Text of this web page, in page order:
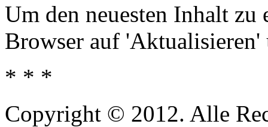
Um den neuesten Inhalt
Browser auf 'Aktualisieren'
* * *
Copyright © 2012. Alle